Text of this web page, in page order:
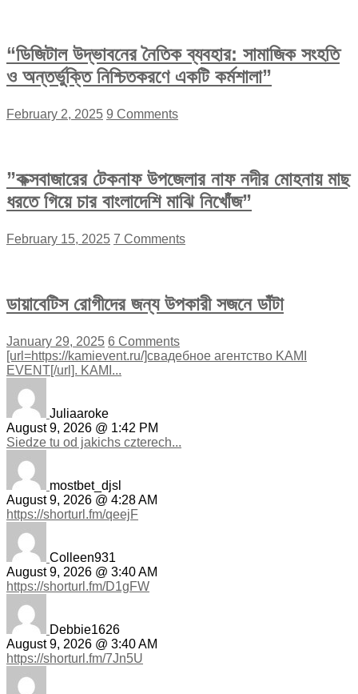
“ডিজিটাল উদ্ভাবনের নৈতিক ব্যবহার: সামাজিক সংহতি
ও অন্তর্ভুক্তি নিশ্চিতকরণে একটি কর্মশালা”
February 2, 2025 9 Comments
”কক্সবাজারের টেকনাফ উপজেলার নাফ নদীর মোহনায় মাছ
ধরতে গিয়ে চার বাংলাদেশি মাঝি নিখোঁজ”
February 15, 2025 7 Comments
ডায়াবেটিস রোগীদের জন্য উপকারী সজনে ডাঁটা
January 29, 2025 6 Comments
[url=https://kamievent.ru/]свадебное агентство KAMI
EVENT[/url]. KAMI...
Juliaaroke
August 9, 2026 @ 1:42 PM
Siedze tu od jakichs czterech...
mostbet_djsl
August 9, 2026 @ 4:28 AM
https://shorturl.fm/qeejF
Colleen931
August 9, 2026 @ 3:40 AM
https://shorturl.fm/D1gFW
Debbie1626
August 9, 2026 @ 3:40 AM
https://shorturl.fm/7Jn5U